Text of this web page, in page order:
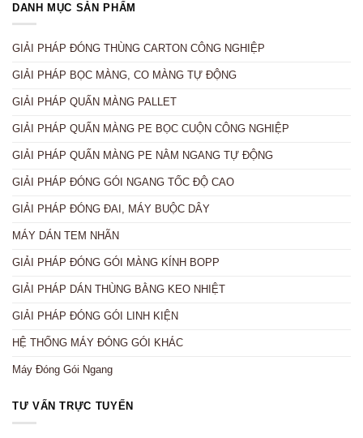
DANH MỤC SẢN PHẨM
GIẢI PHÁP ĐÓNG THÙNG CARTON CÔNG NGHIỆP
GIẢI PHÁP BỌC MÀNG, CO MÀNG TỰ ĐỘNG
GIẢI PHÁP QUẤN MÀNG PALLET
GIẢI PHÁP QUẤN MÀNG PE BỌC CUỘN CÔNG NGHIỆP
GIẢI PHÁP QUẤN MÀNG PE NẰM NGANG TỰ ĐỘNG
GIẢI PHÁP ĐÓNG GÓI NGANG TỐC ĐỘ CAO
GIẢI PHÁP ĐÓNG ĐAI, MÁY BUỘC DÂY
MÁY DÁN TEM NHÃN
GIẢI PHÁP ĐÓNG GÓI MÀNG KÍNH BOPP
GIẢI PHÁP DÁN THÙNG BẰNG KEO NHIỆT
GIẢI PHÁP ĐÓNG GÓI LINH KIỆN
HỆ THỐNG MÁY ĐÓNG GÓI KHÁC
Máy Đóng Gói Ngang
TƯ VẤN TRỰC TUYẾN